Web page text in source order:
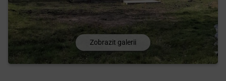
Zobrazit galerii